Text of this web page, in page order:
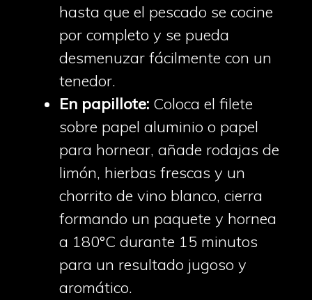
hasta que el pescado se cocine
por completo y se pueda
desmenuzar fácilmente con un
tenedor.
En papillote: Coloca el filete
sobre papel aluminio o papel
para hornear, añade rodajas de
limón, hierbas frescas y un
chorrito de vino blanco, cierra
formando un paquete y hornea
a 180°C durante 15 minutos
para un resultado jugoso y
aromático.